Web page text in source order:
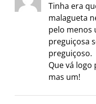
Tinha era
malagueta
pelo menos
preguiçosa
preguiçoso.
Que vá
mas um!